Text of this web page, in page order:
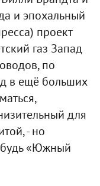
и эпохальный
проект
газ Запад
по
в ещё больших
для
- но
«Южный